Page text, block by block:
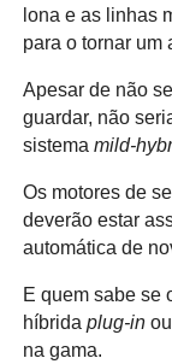
lona e as linhas
para o tornar um
Apesar de não
guardar, não
sistema mild-
Os motores de
deverão estar
automática de
E quem sabe se
híbrida plug-inou
na gama.